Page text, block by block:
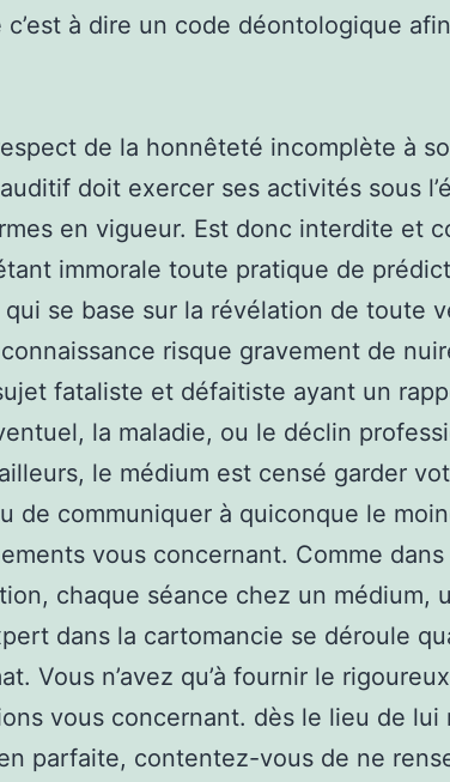
à dire un code déontologique afin
de la honnêteté incomplète à
doit exercer ses activités sous
en vigueur. Est donc interdite et
immorale toute pratique de
se base sur la révélation de toute
risque gravement de
fataliste et défaitiste ayant un
la maladie, ou le déclin
le médium est censé garder
de communiquer à quiconque le
vous concernant. Comme
chaque séance chez un médium,
dans la cartomancie se déroule
Vous n’avez qu’à fournir le
vous concernant. dès le lieu de lui
parfaite, contentez-vous de ne